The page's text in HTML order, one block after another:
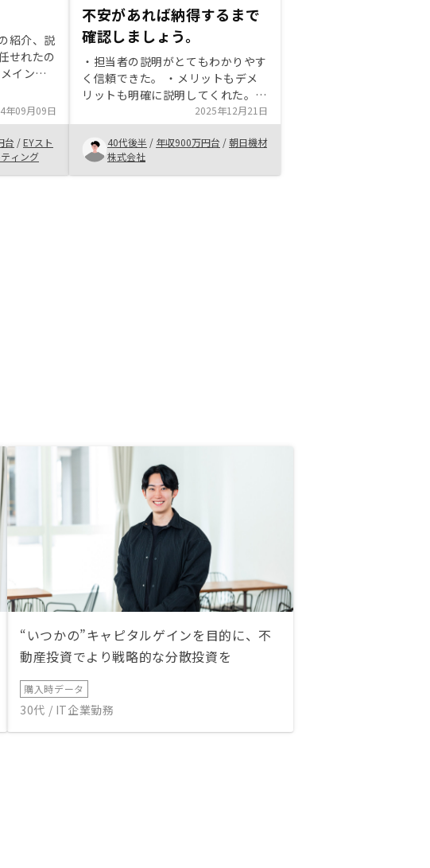
紹介、説
せれたの
インで
して、納
と思いま
。
年09月09日
台 /EYスト
ィング
不安があれば納得するまで
確認しましょう。
・担当者の説明がとてもわかりやす
く信頼できた。 ・メリットもデメ
リットも明確に説明してくれた。
・こちらがリスクと感じる点につい
ては、納得するまで説明があった。
・希望していたタイプの物件を用意
してくれて物件毎に地域も分散され
ており、リスク管理もしっかり考え
2025年12月21日
40代後半 / 年収900万円台 /朝日機材
株式会社
“いつかの”キャピタルゲインを目的に、不
動産投資でより戦略的な分散投資を
購入時データ
30代 / IT企業勤務